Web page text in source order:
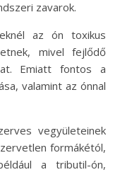
zavarok.
az ón toxikus
mivel fejlődő
Emiatt fontos a
valamint az ónnal
vegyületeinek
formákétól,
a tributil-ón,